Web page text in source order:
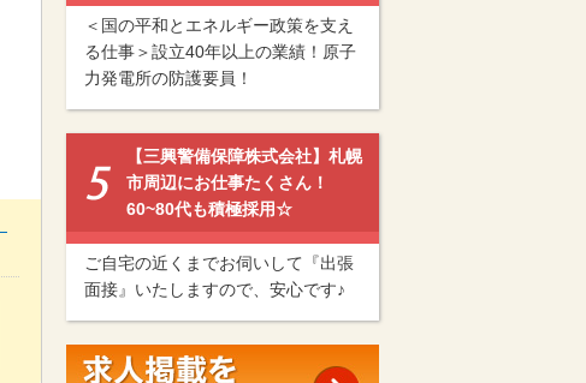
＜国の平和とエネルギー政策を支え
る仕事＞設立40年以上の業績！原子
力発電所の防護要員！
【三興警備保障株式会社】札幌
市周辺にお仕事たくさん！
60~80代も積極採用☆
ご自宅の近くまでお伺いして『出張
面接』いたしますので、安心です♪